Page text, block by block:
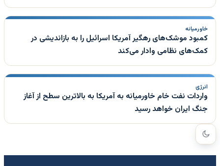
خاورمیانه
کمبود موشک‌های رهگیر آمریکا اسرائیل را به بازاندیشی در
کمک‌های نظامی وادار می‌کند
انرژی
واردات نفت خام خاورمیانه به آمریکا به بالاترین سطح از آغاز
جنگ ایران خواهد رسید